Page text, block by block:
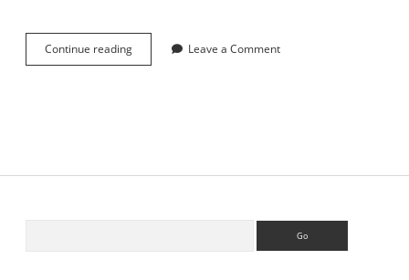
Continue reading
F
速
Leave a Comment